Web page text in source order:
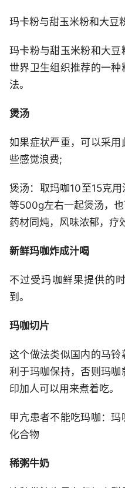
玛卡粉与甜玉米粉和大豆
玛卡粉与甜玉米粉和大
世界卫生组织推荐的一
法。
煲汤
如果症状严重，可以采
些感觉浪费;
煲汤：取玛咖10至15克
等500g左右一起煲汤，
药材同炖，风味浓郁，疗
新鲜玛咖炸成汁喝
不过受玛咖鲜果提供的
到。
玛咖切片
这个做法类似国内的马
利于玛咖保持，否则玛
印加人可以用来煮着吃。
甲亢患者不能吃玛咖：
化合物
稀粥牛奶